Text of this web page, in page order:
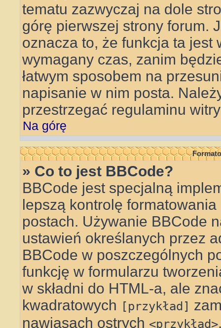
tematu zazwyczaj na dole
górę pierwszej strony forum.
oznacza to, że funkcja ta jest
wymagany czas, zanim
łatwym sposobem na
napisanie w nim posta.
przestrzegać regulaminu
Na górę
» Co to jest BBCode?
BBCode jest specjalną
lepszą kontrolę
postach. Używanie BBCode
ustawień określanych przez
BBCode w poszczególnych
funkcję w formularzu
w składni do HTML-a, ale
kwadratowych
[przykład]
nawiasach ostrych <przykład>